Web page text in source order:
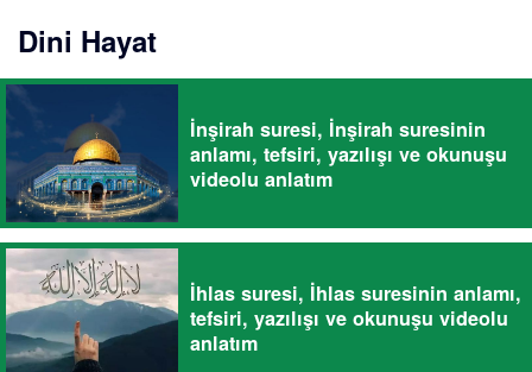
Dini Hayat
İnşirah suresi, İnşirah suresinin
anlamı, tefsiri, yazılışı ve okunuşu
videolu anlatım
İhlas suresi, İhlas suresinin anlamı,
tefsiri, yazılışı ve okunuşu videolu
anlatım